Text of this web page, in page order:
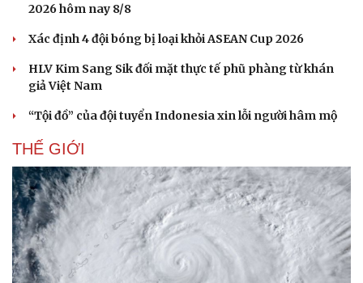
2026 hôm nay 8/8
Xác định 4 đội bóng bị loại khỏi ASEAN Cup 2026
HLV Kim Sang Sik đối mặt thực tế phũ phàng từ khán
giả Việt Nam
“Tội đồ” của đội tuyển Indonesia xin lỗi người hâm mộ
THẾ GIỚI